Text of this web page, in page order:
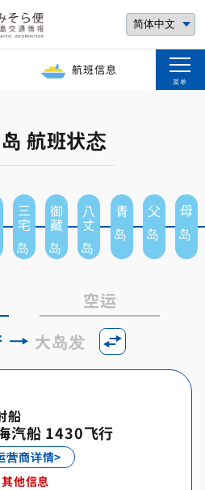
航班信息
菜单
航班状态
三宅岛 御藏岛 八丈岛 青岛 父岛 母岛
空运
大岛发
船
汽船 1430飞行
营商详情>
其他信息